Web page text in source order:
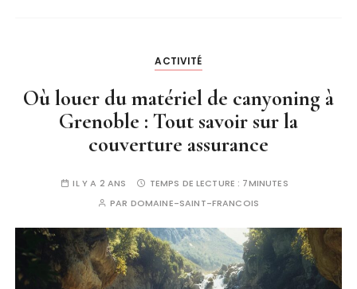
ACTIVITÉ
Où louer du matériel de canyoning à
Grenoble : Tout savoir sur la
couverture assurance
IL Y A 2 ANS TEMPS DE LECTURE : 7MINUTES
PAR DOMAINE-SAINT-FRANCOIS